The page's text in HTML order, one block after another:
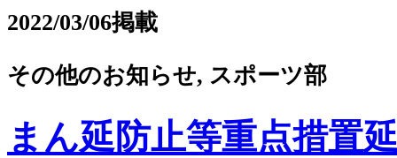
2022/03/06掲載
その他のお知らせ, スポーツ部
まん延防止等重点措置